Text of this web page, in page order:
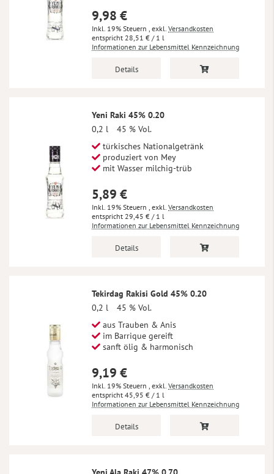
9,98 €
Inkl. 19% Steuern , exkl. Versandkosten
28,51 € / 1 l
Informationen zur Lebensmittel Kennzeichnung
Details
Yeni Raki 45% 0.20
0,2 l
45 % Vol.
türkisches Nationalgetränk
produziert von Mey
mit Wasser milchig-trüb
5,89 €
Inkl. 19% Steuern , exkl. Versandkosten
29,45 € / 1 l
Informationen zur Lebensmittel Kennzeichnung
Details
Tekirdag Rakisi Gold 45% 0.20
0,2 l
45 % Vol.
aus Trauben & Anis
im Barrique gereift
sanft ölig & harmonisch
9,19 €
Inkl. 19% Steuern , exkl. Versandkosten
45,95 € / 1 l
Informationen zur Lebensmittel Kennzeichnung
Details